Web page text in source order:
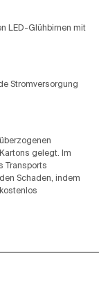
LED-Glühbirnen mit
Stromversorgung
gelegt. Im
Transports
Schaden, indem